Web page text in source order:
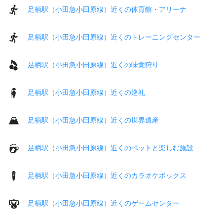
足柄駅（小田急小田原線）近くの体育館・アリーナ
足柄駅（小田急小田原線）近くのトレーニングセンター
足柄駅（小田急小田原線）近くの味覚狩り
足柄駅（小田急小田原線）近くの巡礼
足柄駅（小田急小田原線）近くの世界遺産
足柄駅（小田急小田原線）近くのペットと楽しむ施設
足柄駅（小田急小田原線）近くのカラオケボックス
足柄駅（小田急小田原線）近くのゲームセンター